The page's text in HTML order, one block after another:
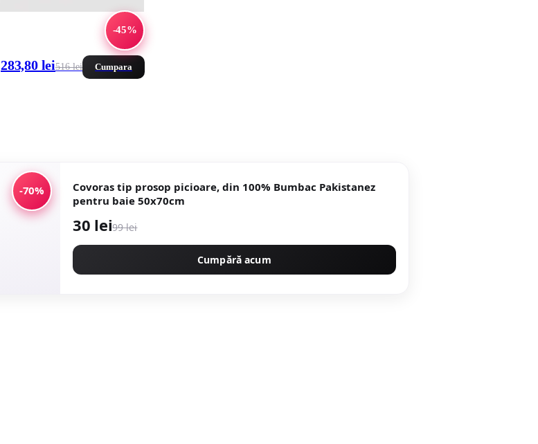
-45%
283,80 lei516 lei Cumpara
-70%
Covoras tip prosop picioare, din 100% Bumbac Pakistanez
pentru baie 50x70cm
30 lei99 lei
Cumpără acum